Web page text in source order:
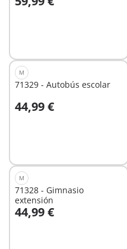
A la cesta
M
71329 - Autobús escolar
44,99 €
A la cesta
M
71328 - Gimnasio
extensión
44,99 €
A la cesta